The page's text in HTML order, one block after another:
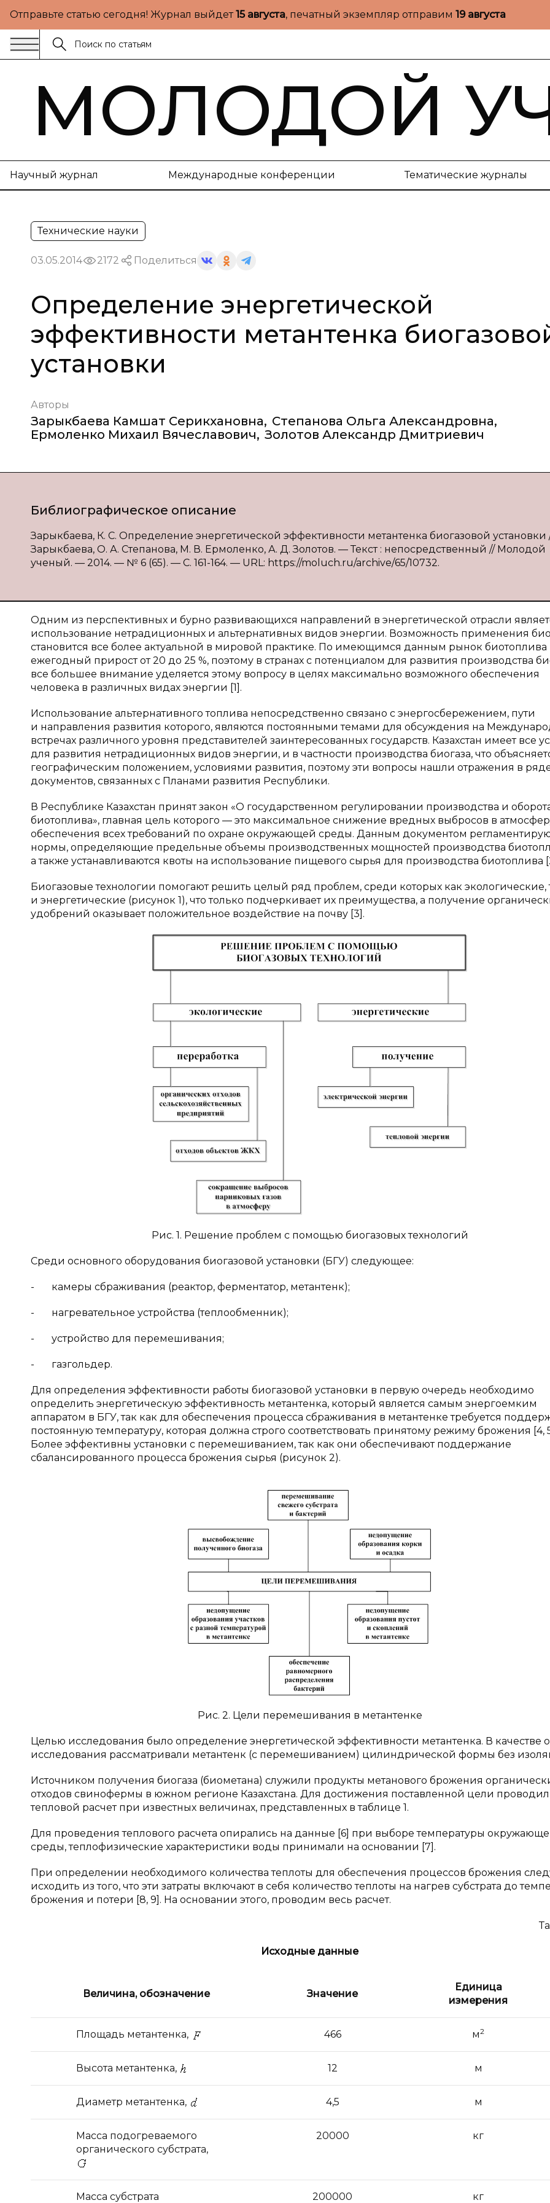
Отправьте статью сегодня! Журнал выйдет15 августа, печатный экземпляр отправим 19 августа
МОЛОДОЙ
Научный журнал Международные конференции Тематические журналы
Технические науки
03.05.2014 2172 Поделиться
Определение энергетической
эффективности метантенка
установки
Авторы
Зарыкбаева Камшат Серикхановна, Степанова Ольга Александровна,
Ермоленко Михаил Вячеславович, Золотов Александр Дмитриевич
Библиографическое описание
Зарыкбаева, К. С. Определение энергетической эффективности метантенка биогазовой установки
Зарыкбаева, О. А. Степанова, М. В. Ермоленко, А. Д. Золотов. — Текст : непосредственный // Молодой
ученый. — 2014. — № 6 (65). — С. 161-164. — URL: https://moluch.ru/archive/65/10732.
Одним из перспективных и бурно развивающихся направлений в энергетической отрасли
использование нетрадиционных и альтернативных видов энергии. Возможность применения
становится все более актуальной в мировой практике. По имеющимся данным рынок биотоплива
ежегодный прирост от 20 до 25 %, поэтому в странах с потенциалом для развития производства
все большее внимание уделяется этому вопросу в целях максимально возможного обеспечения
человека в различных видах энергии [1].
Использование альтернативного топлива непосредственно связано с энергосбережением, пути
и направления развития которого, являются постоянными темами для обсуждения на
встречах различного уровня представителей заинтересованных государств. Казахстан имеет все
для развития нетрадиционных видов энергии, и в частности производства биогаза, что
географическим положением, условиями развития, поэтому эти вопросы нашли отражения в
документов, связанных с Планами развития Республики.
В Республике Казахстан принят закон «О государственном регулировании производства и
биотоплива», главная цель которого — это максимальное снижение вредных выбросов в
обеспечения всех требований по охране окружающей среды. Данным документом
нормы, определяющие предельные объемы производственных мощностей производства
а также устанавливаются квоты на использование пищевого сырья для производства биотоплива
Биогазовые технологии помогают решить целый ряд проблем, среди которых как экологические,
и энергетические (рисунок 1), что только подчеркивает их преимущества, а получение
удобрений оказывает положительное воздействие на почву [3].
Рис. 1. Решение проблем с помощью биогазовых технологий
Среди основного оборудования биогазовой установки (БГУ) следующее:
- камеры сбраживания (реактор, ферментатор, метантенк);
- нагревательное устройства (теплообменник);
- устройство для перемешивания;
- газгольдер.
Для определения эффективности работы биогазовой установки в первую очередь необходимо
определить энергетическую эффективность метантенка, который является самым энергоемким
аппаратом в БГУ, так как для обеспечения процесса сбраживания в метантенке требуется
постоянную температуру, которая должна строго соответствовать принятому режиму брожения [4,
Более эффективны установки с перемешиванием, так как они обеспечивают поддержание
сбалансированного процесса брожения сырья (рисунок 2).
Рис. 2. Цели перемешивания в метантенке
Целью исследования было определение энергетической эффективности метантенка. В качестве
исследования рассматривали метантенк (с перемешиванием) цилиндрической формы без
Источником получения биогаза (биометана) служили продукты метанового брожения
отходов свинофермы в южном регионе Казахстана. Для достижения поставленной цели
тепловой расчет при известных величинах, представленных в таблице 1.
Для проведения теплового расчета опирались на данные [6] при выборе температуры
среды, теплофизические характеристики воды принимали на основании [7].
При определении необходимого количества теплоты для обеспечения процессов брожения
исходить из того, что эти затраты включают в себя количество теплоты на нагрев субстрата до
брожения и потери [8, 9]. На основании этого, проводим весь расчет.
Исходные данные
Величина, обозначение Значение
Единица
измерения
Площадь метантенка, 466 м2
Высота метантенка, 12 м
Диаметр метантенка, 4,5 м
Масса подогреваемого
органического субстрата,
20000 кг
Масса субстрата 200000 кг